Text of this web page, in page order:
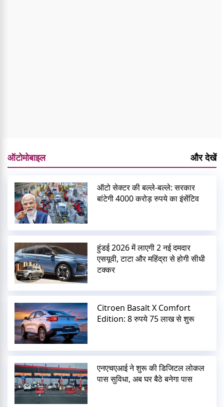
ऑटोमोबाइल और देखें
ऑटो सेक्टर की बल्ले-बल्ले: सरकार
बांटेगी 4000 करोड़ रुपये का इंसेंटिव
हुंडई 2026 में लाएगी 2 नई दमदार
एसयूवी, टाटा और महिंद्रा से होगी सीधी
टक्कर
Citroen Basalt X Comfort
Edition: 8 रुपये 75 लाख से शुरू
एनएचएआई ने शुरू की डिजिटल लोकल
पास सुविधा, अब घर बैठे बनेगा पास